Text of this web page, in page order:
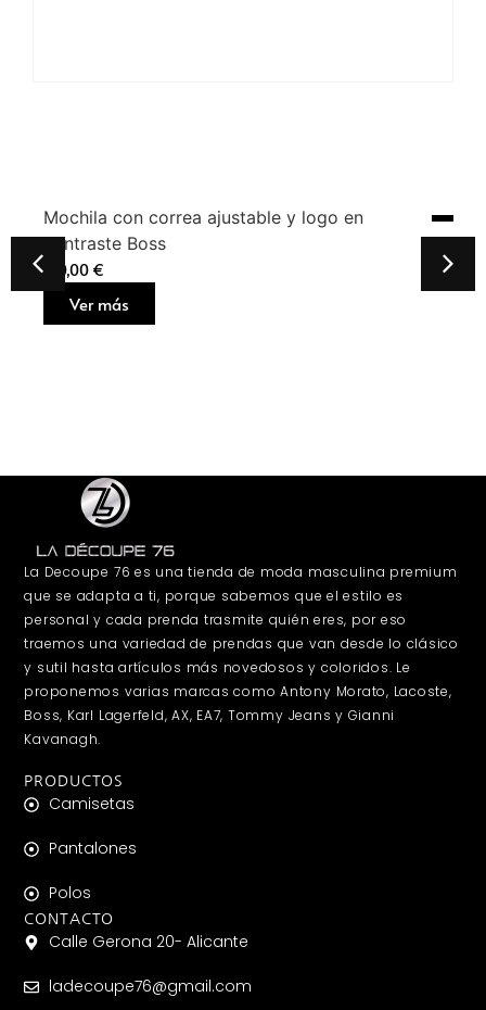
Mochila con correa ajustable y logo en
contraste Boss
160,00 €
Ver más
La Decoupe 76 es una tienda de moda masculina premium
que se adapta a ti, porque sabemos que el estilo es
personal y cada prenda trasmite quién eres, por eso
traemos una variedad de prendas que van desde lo clásico
y sutil hasta artículos más novedosos y coloridos. Le
proponemos varias marcas como Antony Morato, Lacoste,
Boss, Karl Lagerfeld, AX, EA7, Tommy Jeans y Gianni
Kavanagh.
PRODUCTOS
Camisetas
Pantalones
Polos
CONTACTO
Calle Gerona 20- Alicante
ladecoupe76@gmail.com